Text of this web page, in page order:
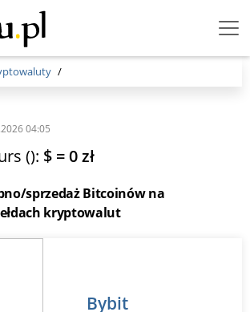
04:05
(): $ = 0 zł
sprzedaż Bitcoinów na
kryptowalut
Bybit